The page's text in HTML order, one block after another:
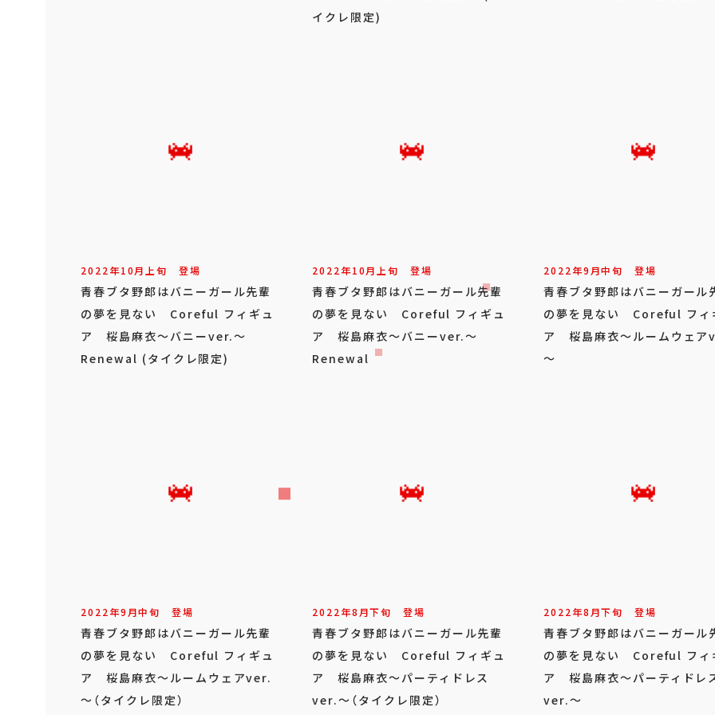
イクレ限定)
2022年10月上旬 登場
青春ブタ野郎はバニーガール先輩
の夢を見ない Coreful フィギュ
ア 桜島麻衣～バニーver.～
Renewal (タイクレ限定)
2022年10月上旬 登場
青春ブタ野郎はバニーガール先輩
の夢を見ない Coreful フィギュ
ア 桜島麻衣～バニーver.～
Renewal
2022年9月中旬 登場
青春ブタ野郎はバニーガール
の夢を見ない Coreful フィ
ア 桜島麻衣～ルームウェア
～
2022年9月中旬 登場
青春ブタ野郎はバニーガール先輩
の夢を見ない Coreful フィギュ
ア 桜島麻衣～ルームウェアver.
～（タイクレ限定）
2022年8月下旬 登場
青春ブタ野郎はバニーガール先輩
の夢を見ない Coreful フィギュ
ア 桜島麻衣～パーティドレス
ver.～（タイクレ限定）
2022年8月下旬 登場
青春ブタ野郎はバニーガール
の夢を見ない Coreful フィ
ア 桜島麻衣～パーティドレ
ver.～